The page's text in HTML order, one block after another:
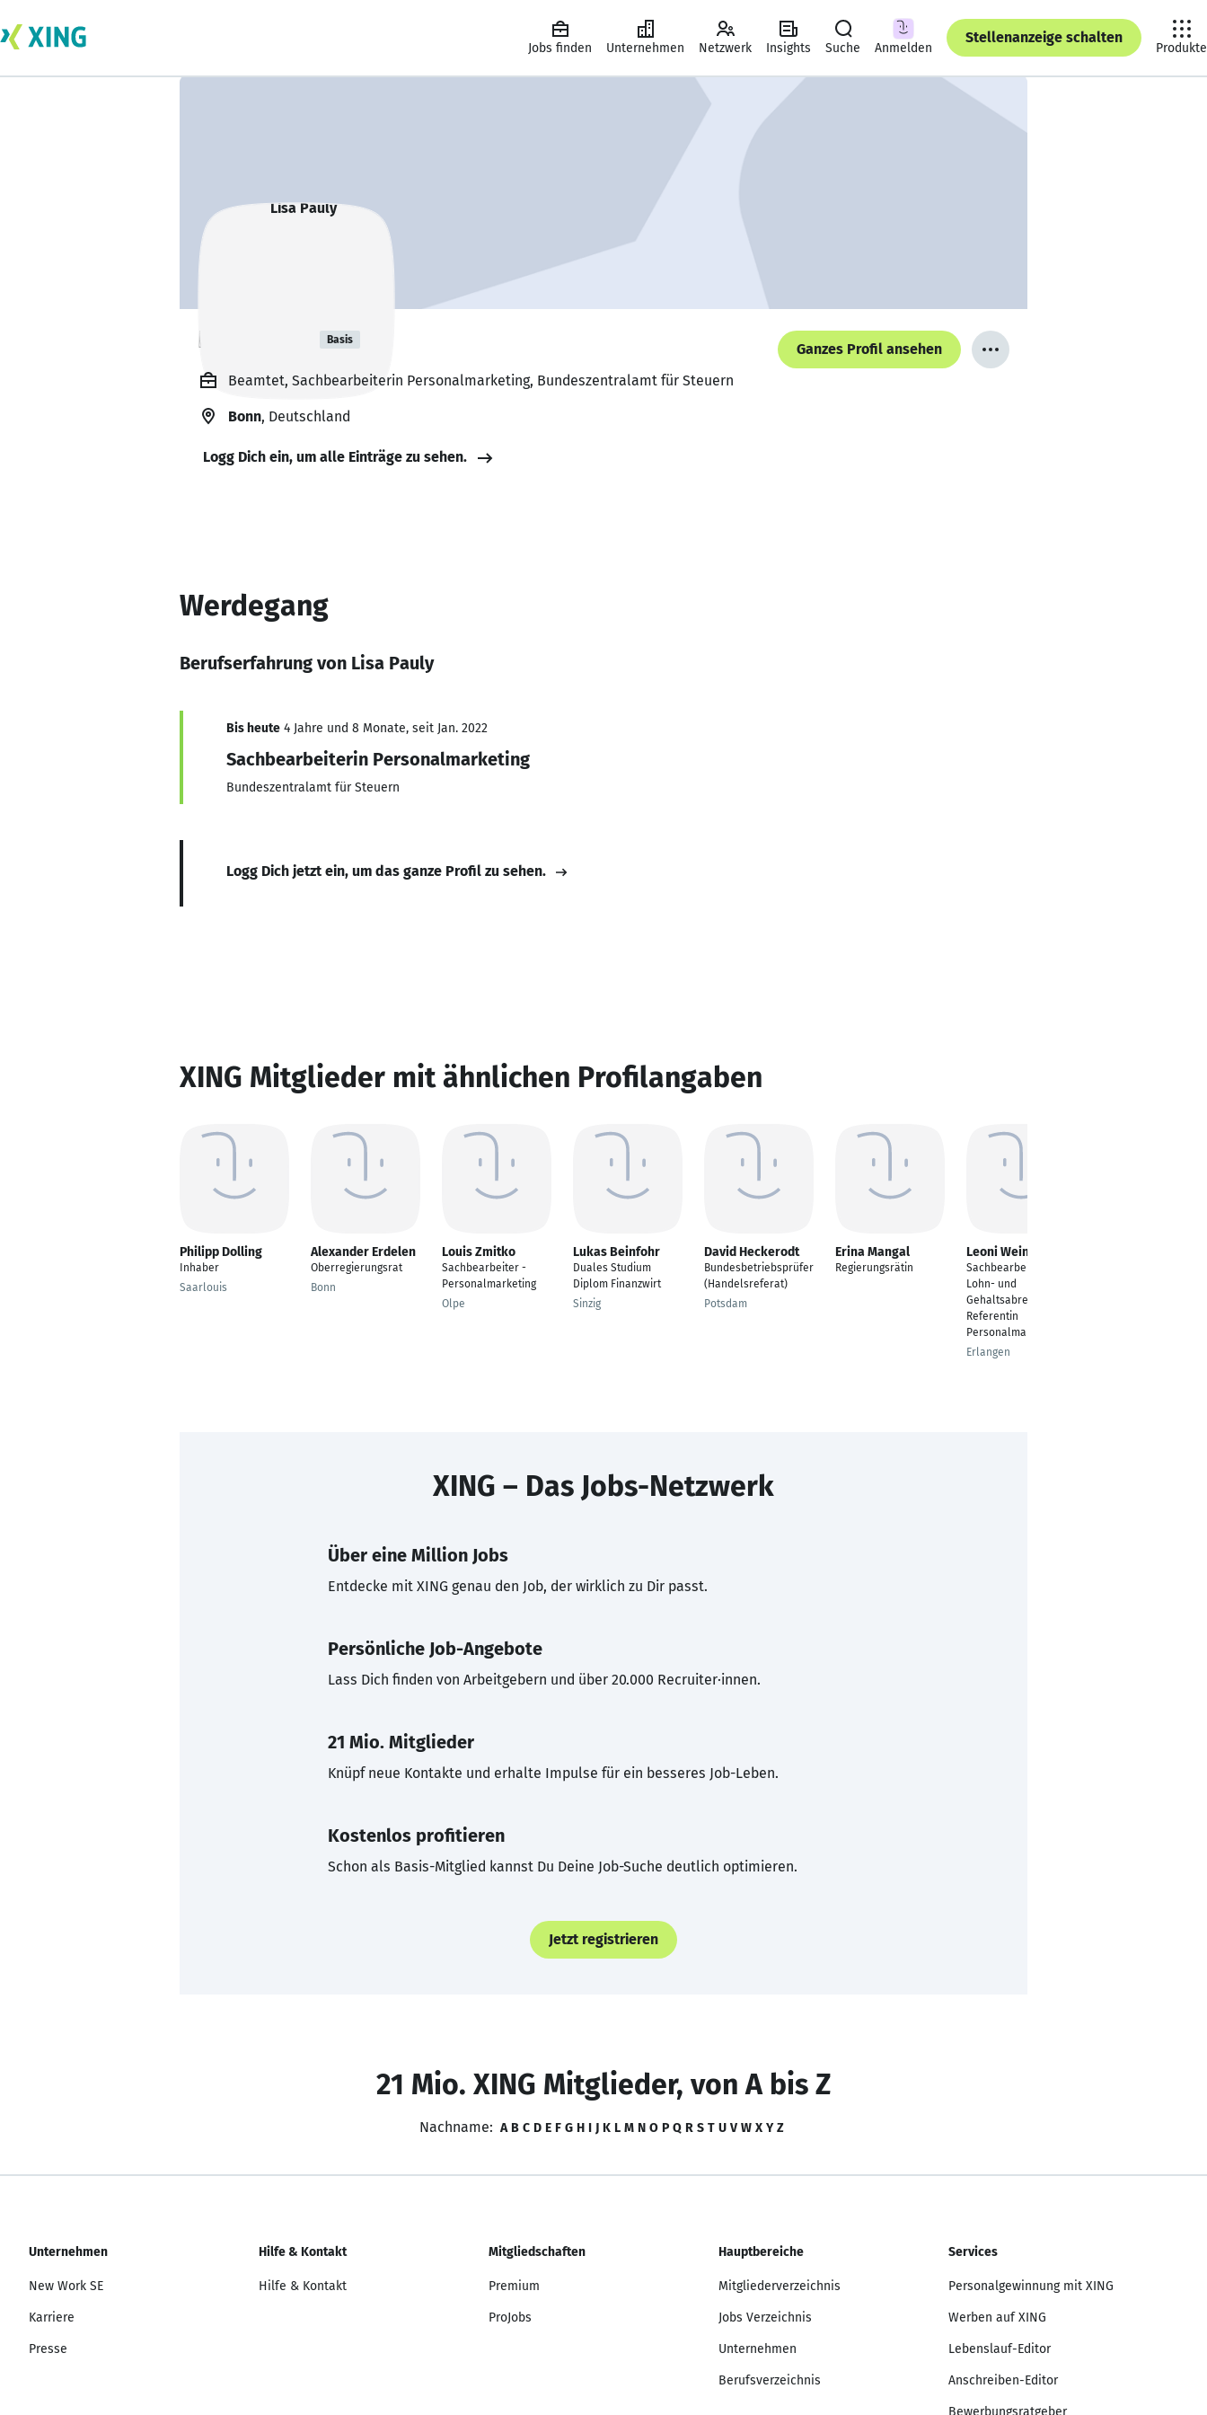
Jobs finden Unternehmen Netzwerk Insights Suche Anmelden
Stellenanzeige schalten
Produkte
Lisa Pauly Basis
Ganzes Profil ansehen
Beamtet, Sachbearbeiterin Personalmarketing, Bundeszentralamt für Steuern
Bonn, Deutschland
Logg Dich ein, um alle Einträge zu sehen.
Werdegang
Berufserfahrung von Lisa Pauly
Bis heute 4 Jahre und 8 Monate, seit Jan. 2022
Sachbearbeiterin Personalmarketing
Bundeszentralamt für Steuern
Logg Dich jetzt ein, um das ganze Profil zu sehen.
XING Mitglieder mit ähnlichen Profilangaben
Philipp Dolling
Inhaber
Saarlouis
Alexander Erdelen
Oberregierungsrat
Bonn
Louis Zmitko
Sachbearbeiter -
Personalmarketing
Olpe
Lukas Beinfohr
Duales Studium
Diplom Finanzwirt
Sinzig
David Heckerodt
Bundesbetriebsprüfer
(Handelsreferat)
Potsdam
Erina Mangal
Regierungsrätin
Leoni Weinbach
Sachbearbeiterin
Lohn- und
Gehaltsabrechnung +
Referentin
Personalmarketing
Erlangen
XING – Das Jobs-Netzwerk
Über eine Million Jobs
Entdecke mit XING genau den Job, der wirklich zu Dir passt.
Persönliche Job-Angebote
Lass Dich finden von Arbeitgebern und über 20.000 Recruiter·innen.
21 Mio. Mitglieder
Knüpf neue Kontakte und erhalte Impulse für ein besseres Job-Leben.
Kostenlos profitieren
Schon als Basis-Mitglied kannst Du Deine Job-Suche deutlich optimieren.
Jetzt registrieren
21 Mio. XING Mitglieder, von A bis Z
Nachname: A B C D E F G H I J K L M N O P Q R S T U V W X Y Z
Unternehmen
New Work SE
Karriere
Presse
Hilfe & Kontakt
Hilfe & Kontakt
Mitgliedschaften
Premium
ProJobs
Hauptbereiche
Mitgliederverzeichnis
Jobs Verzeichnis
Unternehmen
Berufsverzeichnis
Services
Personalgewinnung mit XING
Werben auf XING
Lebenslauf-Editor
Anschreiben-Editor
Bewerbungsratgeber